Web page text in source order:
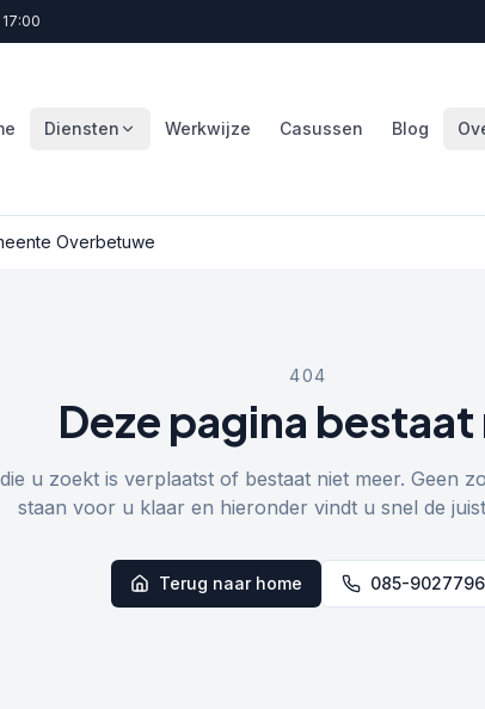
Diensten Werkwijze Casussen Blog
Overbetuwe
404
Deze pagina
u zoekt is verplaatst of bestaat niet meer. Geen
staan voor u klaar en hieronder vindt u snel de
Terug naar home 085-9027796